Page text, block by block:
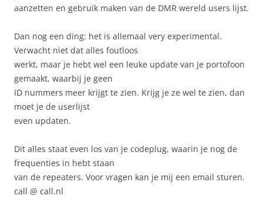
aanzetten en gebruik maken van de DMR wereld users lijst.
Dan nog een ding: het is allemaal very experimental.
Verwacht niet dat alles foutloos
werkt, maar je hebt wel een leuke update van je portofoon
gemaakt, waarbij je geen
ID nummers meer krijgt te zien. Krijg je ze wel te zien, dan
moet je de userlijst
even updaten.
Dit alles staat even los van je codeplug, waarin je nog de
frequenties in hebt staan
van de repeaters. Voor vragen kan je mij een email sturen.
call @ call.nl